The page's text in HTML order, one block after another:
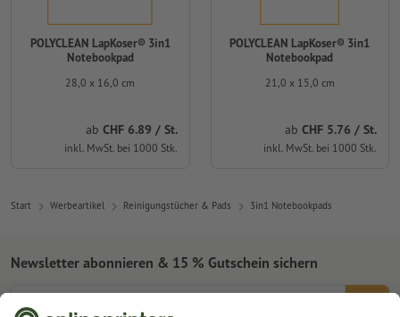
POLYCLEAN LapKoser® 3in1
Notebookpad
28,0 x 16,0 cm
ab CHF 6.89 / St.
inkl. MwSt. bei 1000 Stk.
POLYCLEAN LapKoser® 3in1
Notebookpad
21,0 x 15,0 cm
ab CHF 5.76 / St.
inkl. MwSt. bei 1000 Stk.
Start Werbeartikel Reinigungstücher & Pads 3in1 Notebookpads
Newsletter abonnieren & 15 % Gutschein sichern